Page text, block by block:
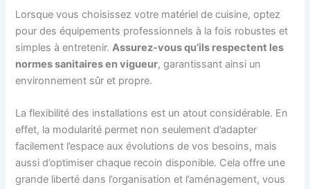
Lorsque vous choisissez votre matériel de cuisine, optez
pour des équipements professionnels à la fois robustes et
simples à entretenir.Assurez-vous qu’ils respectent les
normes sanitaires en vigueur, garantissant ainsi un
environnement sûr et propre.
La flexibilité des installations est un atout considérable. En
effet, la modularité permet non seulement d’adapter
facilement l’espace aux évolutions de vos besoins, mais
aussi d’optimiser chaque recoin disponible. Cela offre une
grande liberté dans l’organisation et l’aménagement, vous